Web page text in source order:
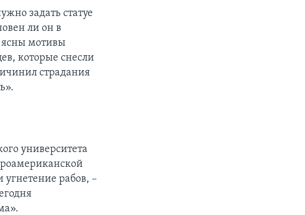
задать статуе
ли он в
ясны мотивы
которые снесли
страдания
университета
рабов, –